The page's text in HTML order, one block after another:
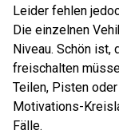
Leider fehlen
Die einzelnen
Niveau. Schön
freischalten
Teilen, Pisten
Motivations-
Fälle.